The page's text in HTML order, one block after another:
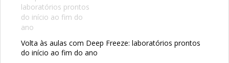
Volta às aulas com Deep Freeze: laboratórios prontos
do início ao fim do ano